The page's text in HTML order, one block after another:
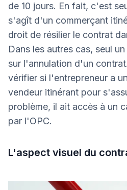
de 10 jours. En fait, c'est
s'agît d'un commerçant
droit de résilier le contrat
Dans les autres cas, seul
sur l'annulation d'un
vérifier si l'entrepreneur a
vendeur itinérant pour
problème, il ait accès à un
par l'OPC.
L'aspect visuel du